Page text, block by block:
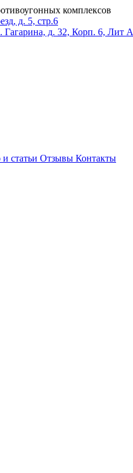
комплексов
д. 5, стр.6
Гагарина, д. 32, Корп. 6, Лит А
статьи Отзывы Контакты